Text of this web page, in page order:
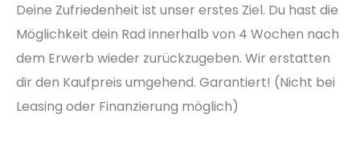
Deine Zufriedenheit ist unser erstes Ziel. Du hast die
Möglichkeit dein Rad innerhalb von 4 Wochen nach
dem Erwerb wieder zurückzugeben. Wir erstatten
dir den Kaufpreis umgehend. Garantiert! (Nicht bei
Leasing oder Finanzierung möglich)